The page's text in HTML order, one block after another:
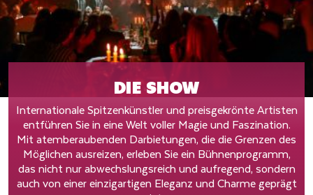
DIE SHOW
Internationale Spitzenkünstler und preisgekrönte Artisten
entführen Sie in eine Welt voller Magie und Faszination.
Mit atemberaubenden Darbietungen, die die Grenzen des
Möglichen ausreizen, erleben Sie ein Bühnenprogramm,
das nicht nur abwechslungsreich und aufregend, sondern
auch von einer einzigartigen Eleganz und Charme geprägt